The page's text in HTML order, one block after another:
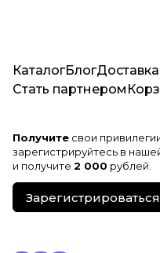
КаталогБлогДоставка
Стать партнером
Получите свои
зарегистрируйтесь в
и получите 2 000 рублей.
Зарегистрироваться